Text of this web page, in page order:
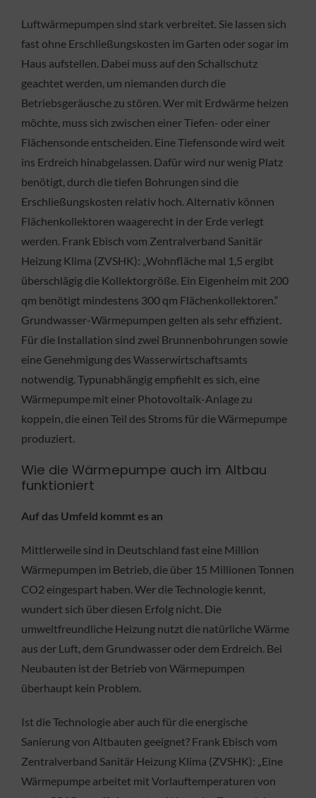
Luftwärmepumpen sind stark verbreitet. Sie lassen sich
fast ohne Erschließungskosten im Garten oder sogar im
Haus aufstellen. Dabei muss auf den Schallschutz
geachtet werden, um niemanden durch die
Betriebsgeräusche zu stören. Wer mit Erdwärme heizen
möchte, muss sich zwischen einer Tiefen- oder einer
Flächensonde entscheiden. Eine Tiefensonde wird weit
ins Erdreich hinabgelassen. Dafür wird nur wenig Platz
benötigt, durch die tiefen Bohrungen sind die
Erschließungskosten relativ hoch. Alternativ können
Flächenkollektoren waagerecht in der Erde verlegt
werden. Frank Ebisch vom Zentralverband Sanitär
Heizung Klima (ZVSHK): „Wohnfläche mal 1,5 ergibt
überschlägig die Kollektorgröße. Ein Eigenheim mit 200
qm benötigt mindestens 300 qm Flächenkollektoren.“
Grundwasser-Wärmepumpen gelten als sehr effizient.
Für die Installation sind zwei Brunnenbohrungen sowie
eine Genehmigung des Wasserwirtschaftsamts
notwendig. Typunabhängig empfiehlt es sich, eine
Wärmepumpe mit einer Photovoltaik-Anlage zu
koppeln, die einen Teil des Stroms für die Wärmepumpe
produziert.
Wie die Wärmepumpe auch im Altbau
funktioniert
Auf das Umfeld kommt es an
Mittlerweile sind in Deutschland fast eine Million
Wärmepumpen im Betrieb, die über 15 Millionen Tonnen
CO2 eingespart haben. Wer die Technologie kennt,
wundert sich über diesen Erfolg nicht. Die
umweltfreundliche Heizung nutzt die natürliche Wärme
aus der Luft, dem Grundwasser oder dem Erdreich. Bei
Neubauten ist der Betrieb von Wärmepumpen
überhaupt kein Problem.
Ist die Technologie aber auch für die energische
Sanierung von Altbauten geeignet? Frank Ebisch vom
Zentralverband Sanitär Heizung Klima (ZVSHK): „Eine
Wärmepumpe arbeitet mit Vorlauftemperaturen von